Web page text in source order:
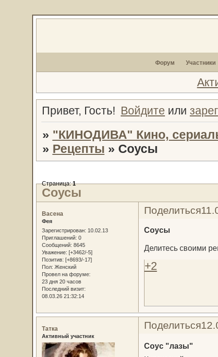
Форум Участники
Привет, Гость! Войдите или
» "КИНОДИВА" Кино,
» Рецепты » Соусы
Соусы
Страница:1
Поделиться
Васена
Фея
Зарегистрирован: 10.02.13
Приглашений: 0
Сообщений: 8645
Уважение: [+3462/-5]
Позитив: [+8693/-17]
Пол: Женский
Провел на форуме:
23 дня 20 часов
Последний визит:
08.03.26 21:32:14
Соусы
Делитесь своими
+2
Поделиться
Татка
Активный участник
Соус "лазы"